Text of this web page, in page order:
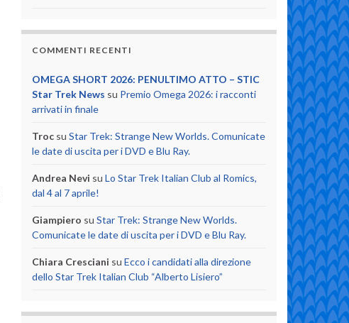
COMMENTI RECENTI
OMEGA SHORT 2026: PENULTIMO ATTO – STIC
Star Trek News su Premio Omega 2026: i racconti
arrivati in finale
Troc su Star Trek: Strange New Worlds. Comunicate
le date di uscita per i DVD e Blu Ray.
Andrea Nevi su Lo Star Trek Italian Club al Romics,
dal 4 al 7 aprile!
Giampiero su Star Trek: Strange New Worlds.
Comunicate le date di uscita per i DVD e Blu Ray.
Chiara Cresciani su Ecco i candidati alla direzione
dello Star Trek Italian Club “Alberto Lisiero”